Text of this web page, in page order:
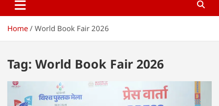
Home World Book Fair 2026
Tag: World Book Fair 2026